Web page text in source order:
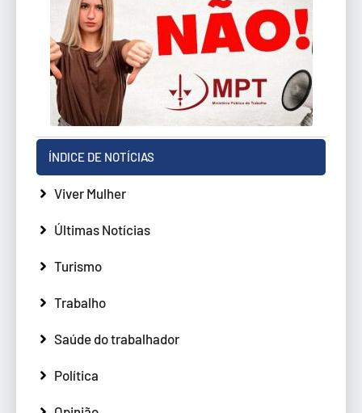
ÍNDICE DE NOTÍCIAS
Viver Mulher
Últimas Notícias
Turismo
Trabalho
Saúde do trabalhador
Política